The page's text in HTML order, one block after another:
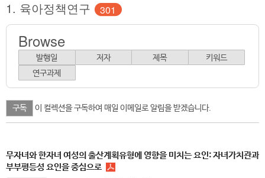
1. 육아정책연구 301
Browse
발행일 저자 제목
키워드
연구과제
이 컬렉션을 구독하여 매일 이메일로 알림을 받겠습니다.
무자녀와 한자녀 여성의 출산계획유형에 영향을 미치는 요인: 자녀가치관과
부부평등성 요인을 중심으로